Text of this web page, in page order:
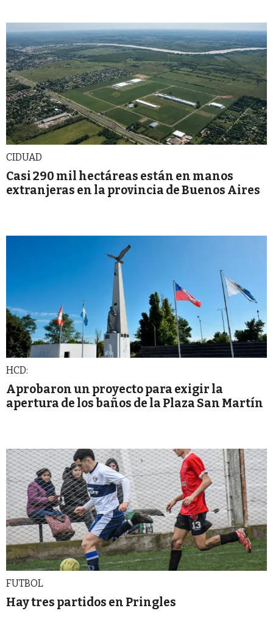
CIDUAD
Casi 290 mil hectáreas están en manos
extranjeras en la provincia de Buenos Aires
HCD:
Aprobaron un proyecto para exigir la
apertura de los baños de la Plaza San Martín
FUTBOL
Hay tres partidos en Pringles